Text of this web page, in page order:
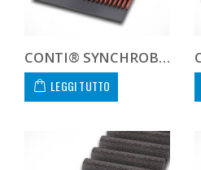
CONTI® SYNCHROBELT 1140H100
LEGGI TUTTO